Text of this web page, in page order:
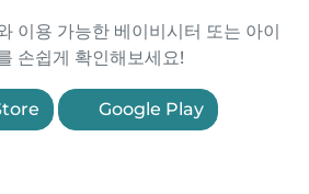
이용 가능한 베이비시터 또는 아이
손쉽게 확인해보세요!
Google Play